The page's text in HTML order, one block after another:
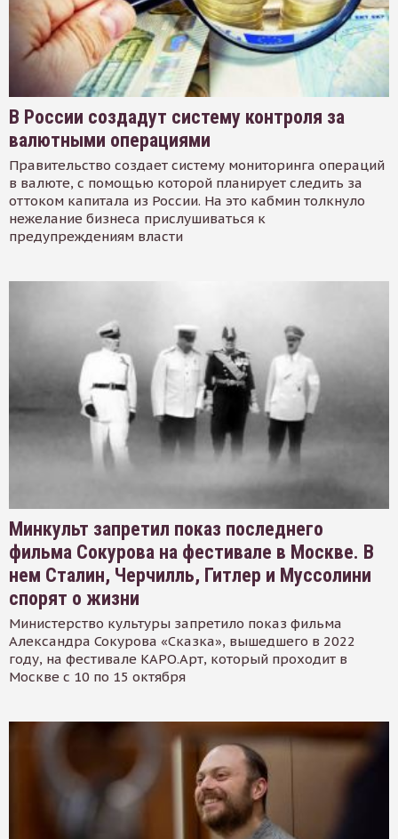
В России создадут систему контроля за
валютными операциями
Правительство создает систему мониторинга операций
в валюте, с помощью которой планирует следить за
оттоком капитала из России. На это кабмин толкнуло
нежелание бизнеса прислушиваться к
предупреждениям власти
Минкульт запретил показ последнего
фильма Сокурова на фестивале в Москве. В
нем Сталин, Черчилль, Гитлер и Муссолини
спорят о жизни
Министерство культуры запретило показ фильма
Александра Сокурова «Сказка», вышедшего в 2022
году, на фестивале КАРО.Арт, который проходит в
Москве с 10 по 15 октября